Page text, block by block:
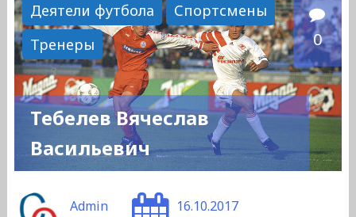
Деятели футбола
Спортсмены
Тренеры
0
Тебелев Вячеслав
Васильевич
Admin 16.10.2017